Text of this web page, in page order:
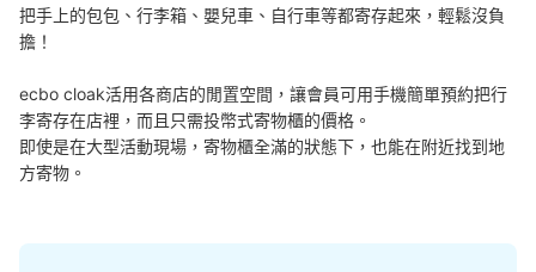
可保管的行李數
大的
現金
查看此投幣式儲物櫃的位置
把手上的包包、行李箱、嬰兒車、自行車等都寄存起來，輕鬆沒負
擔！
ecbo cloak活用各商店的閒置空間，讓會員可用手機簡單預約把行
李寄存在店裡，而且只需投幣式寄物櫃的價格。
即使是在大型活動現場，寄物櫃全滿的狀態下，也能在附近找到地
方寄物。